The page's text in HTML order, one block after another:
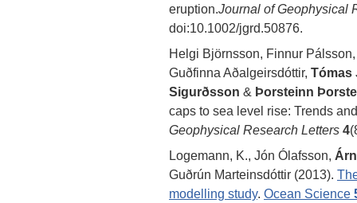
eruption.Journal of Geophysical
doi:10.1002/jgrd.50876.
Helgi Björnsson, Finnur
Guðfinna Aðalgeirsdóttir, Tómas
Sigurðsson & Þorsteinn
caps to sea level rise: Trends
Geophysical Research Letters 4
Logemann, K., Jón Ólafsson,
Guðrún Marteinsdóttir (2013).
modelling study. Ocean Science